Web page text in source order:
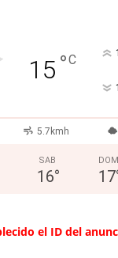
15 °C
5.7kmh
SAB
16°
DOM
17
el ID del